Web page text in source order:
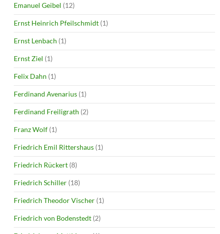
Emanuel Geibel (12)
Ernst Heinrich Pfeilschmidt (1)
Ernst Lenbach (1)
Ernst Ziel (1)
Felix Dahn (1)
Ferdinand Avenarius (1)
Ferdinand Freiligrath (2)
Franz Wolf (1)
Friedrich Emil Rittershaus (1)
Friedrich Rückert (8)
Friedrich Schiller (18)
Friedrich Theodor Vischer (1)
Friedrich von Bodenstedt (2)